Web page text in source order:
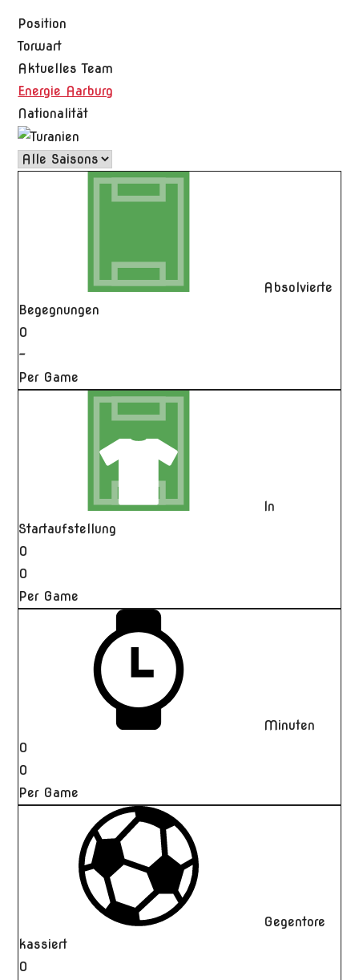
Position
Torwart
Aktuelles Team
Energie Aarburg
Nationalität
Absolvierte
Begegnungen
0
-
Per Game
In
Startaufstellung
0
0
Per Game
Minuten
0
0
Per Game
Gegentore
kassiert
0